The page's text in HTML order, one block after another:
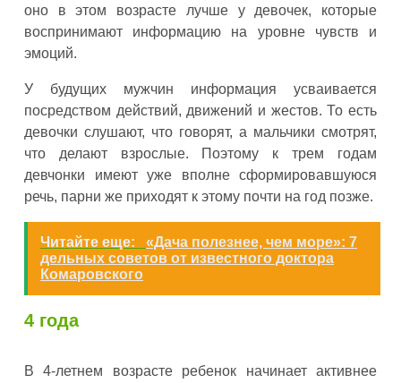
оно в этом возрасте лучше у девочек, которые
воспринимают информацию на уровне чувств и
эмоций.
У будущих мужчин информация усваивается
посредством действий, движений и жестов. То есть
девочки слушают, что говорят, а мальчики смотрят,
что делают взрослые. Поэтому к трем годам
девчонки имеют уже вполне сформировавшуюся
речь, парни же приходят к этому почти на год позже.
Читайте еще:
«Дача полезнее, чем море»: 7
дельных советов от известного доктора
Комаровского
4 года
В 4-летнем возрасте ребенок начинает активнее